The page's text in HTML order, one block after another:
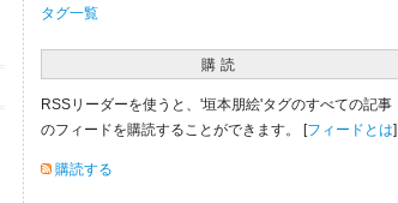
タグ一覧
購読
RSSリーダーを使うと、'垣本朋絵'タグのすべての記事
のフィードを購読することができます。 [フィードとは]
購読する